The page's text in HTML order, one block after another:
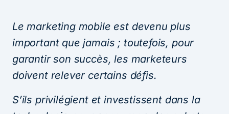
Le marketing mobile est devenu plus
important que jamais ; toutefois, pour
garantir son succès, les marketeurs
doivent relever certains défis.
S’ils privilégient et investissent dans la